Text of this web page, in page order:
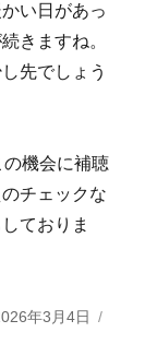
い日があっ
きますね。
先でしょう
機会に補聴
チェックな
ておりま
年3月4日